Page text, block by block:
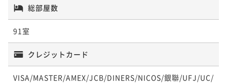
総部屋数
91室
クレジットカード
VISA/MASTER/AMEX/JCB/DINERS/NICOS/銀聯/UFJ/UC/